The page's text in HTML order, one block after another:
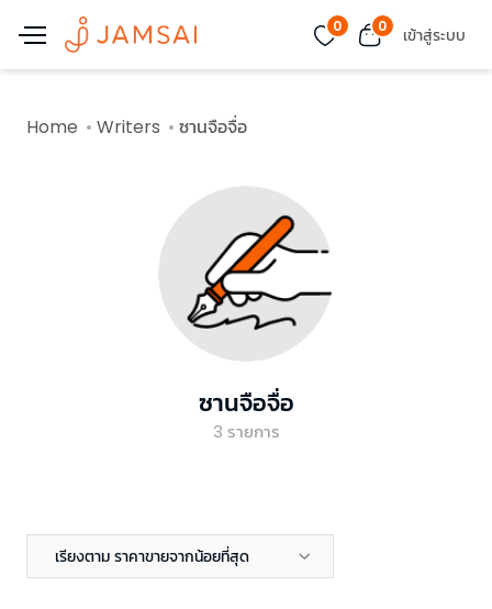
0 0 เข้าสู่ระบบ
Home Writers ซานจือจื่อ
ซานจือจื่อ
3 รายการ
เรียงตาม ราคาขายจากน้อยที่สุด